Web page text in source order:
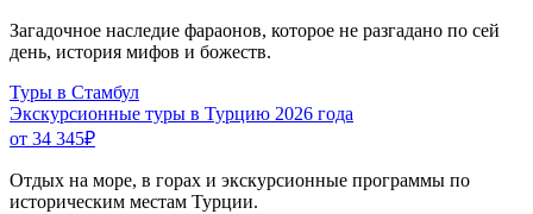
Загадочное наследие фараонов, которое не разгадано по сей
день, история мифов и божеств.
Туры в Стамбул
Экскурсионные туры в Турцию 2026 года
от 34 345₽
Отдых на море, в горах и экскурсионные программы по
историческим местам Турции.